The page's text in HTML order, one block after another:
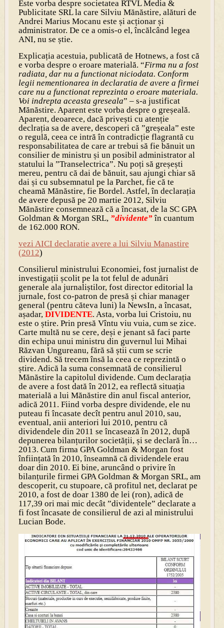
Este vorba despre societatea RTVL Media &
Publicitate SRL la care Silviu Mănăstire, alături de
Andrei Marius Mocanu este și acționar și
administrator. De ce a omis-o el, încălcând legea
ANI, nu se știe.
Explicația acestuia, publicată de Hotnews, a fost că
e vorba despre o eroare materială. “Firma nu a fost
radiata, dar nu a functionat niciodata. Conform
legii nementionarea in declaratia de avere a firmei
care nu a functionat reprezinta o eroare materiala.
Voi indrepta aceasta greseala” – s-a justificat
Mănăstire. Aparent este vorba despre o greșeală.
Aparent, deoarece, dacă privești cu atenție
declrația sa de avere, descoperi că ”greșeala” este
o regulă, ceea ce intră în contradicție flagrantă cu
responsabilitatea de care ar trebui să fie bănuit un
consilier de ministru și un posibil administrator al
statului la ”Transelectrica”. Nu poți să greșești
mereu, pentru că dai de bănuit, sau ajungi chiar să
dai și cu subsemnatul pe la Parchet, fie că te
cheamă Mănăstire, fie Bordel. Astfel, în declarația
de avere depusă pe 20 martie 2012, Silviu
Mănăstire consemnează că a încasat, de la SC GPA
Goldman & Morgan SRL, ”dividente”în cuantum
de 162.000 RON.
vezi AICI declaratie avere a lui Silviu Manastire
(2012)
Consilierul ministrului Economiei, fost jurnalist de
investigații școlit pe la tot felul de adunări
generale ala jurnaliștilor, fost director editorial la
jurnale, fost co-patron de presă și chiar manager
general (pentru căteva luni) la NewsIn, a încasat,
așadar, DIVIDENTE. Asta, vorba lui Cristoiu, nu
este o știre. Prin presă Vîntu viu vuia, cum se zice.
Carte multă nu se cere, deși e jenant să faci parte
din echipa unui ministru din guvernul lui Mihai
Răzvan Ungureanu, fără să știi cum se scrie
dividend. Să trecem însă la ceea ce reprezintă o
știre. Adică la suma consemnată de consilierul
Mănăstire la capitolul dividende. Cum declarația
de avere a fost dată în 2012, ea reflectă situația
materială a lui Mănăstire din anul fiscal anterior,
adică 2011. Fiind vorba despre dividende, ele nu
puteau fi încasate decît pentru anul 2010, sau,
eventual, anii anteriori lui 2010, pentru că
dividendele din 2011 se încasează în 2012, după
depunerea bilanțurilor societății, și se declară în…
2013. Cum firma GPA Goldman & Morgan fost
înființată în 2010, înseamnă că dividendele erau
doar din 2010. Ei bine, aruncând o privire în
bilanțurile firmei GPA Goldman & Morgan SRL, am
descoperit, cu stupoare, că profitul net, declarat pe
2010, a fost de doar 1380 de lei (ron), adică de
117,39 ori mai mic decât ”dividentele” declarate a
fi fost încasate de consilierul de azi al ministrului
Lucian Bode.